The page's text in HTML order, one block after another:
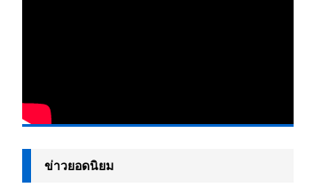
ข่าวยอดนิยม